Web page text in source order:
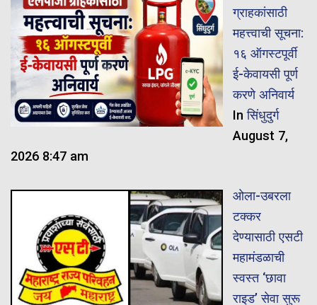
ग्राहकांसाठी
महत्त्वाची सूचना:
१६ ऑगस्टपूर्वी
ई-केवायसी पूर्ण
करणे अनिवार्य
Inसिंधुदुर्ग
August 7,
2026 8:47 am
ओला-उबरला
टक्कर
देण्यासाठी एसटी
महामंडळाची
स्वस्त ‘छावा
राइड’ सेवा सुरू